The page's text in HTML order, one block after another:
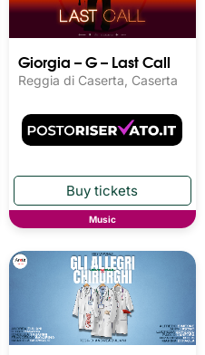
Giorgia – G – Last Call
Reggia di Caserta, Caserta
Music